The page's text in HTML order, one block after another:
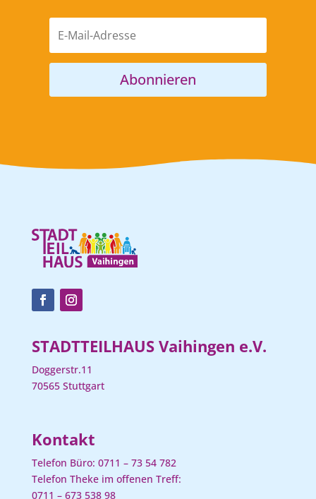
Abonnieren
STADTTEILHAUS Vaihingen e.V.
Doggerstr.11
70565 Stuttgart
Kontakt
Telefon Büro: 0711 – 73 54 782
Telefon Theke im offenen Treff:
0711 – 673 538 98